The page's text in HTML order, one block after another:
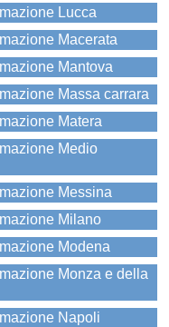
Lucca
Macerata
Mantova
Massa carrara
Matera
Medio
Messina
Milano
Modena
Monza e della
Napoli